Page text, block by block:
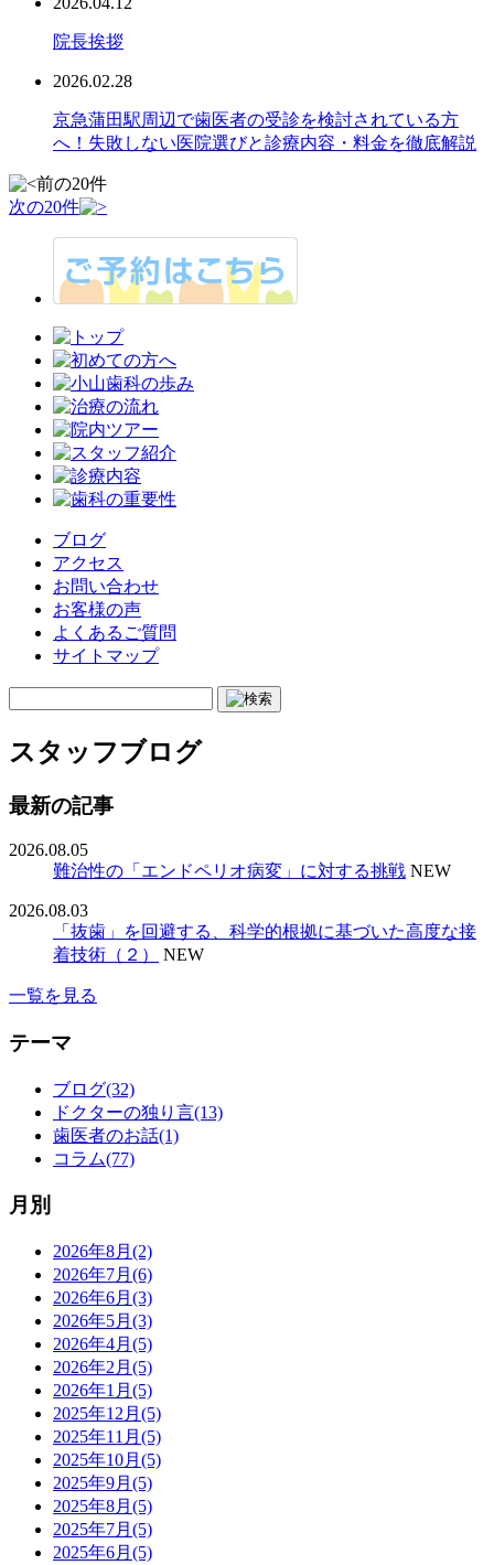
院長挨拶
2026.02.28
京急蒲田駅周辺で歯医者の受診を検討されている方
へ！失敗しない医院選びと診療内容・料金を徹底解説
前の20件
次の20件
ブログ
アクセス
お問い合わせ
お客様の声
よくあるご質問
サイトマップ
スタッフブログ
最新の記事
2026.08.05
難治性の「エンドペリオ病変」に対する挑戦 NEW
2026.08.03
「抜歯」を回避する、科学的根拠に基づいた高度な接
着技術（２）
NEW
一覧を見る
テーマ
ブログ(32)
ドクターの独り言(13)
歯医者のお話(1)
コラム(77)
月別
2026年8月(2)
2026年7月(6)
2026年6月(3)
2026年5月(3)
2026年4月(5)
2026年2月(5)
2026年1月(5)
2025年12月(5)
2025年11月(5)
2025年10月(5)
2025年9月(5)
2025年8月(5)
2025年7月(5)
2025年6月(5)